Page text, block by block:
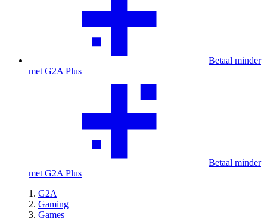
Betaal minder
met G2A Plus
Betaal minder
met G2A Plus
G2A
Gaming
Games